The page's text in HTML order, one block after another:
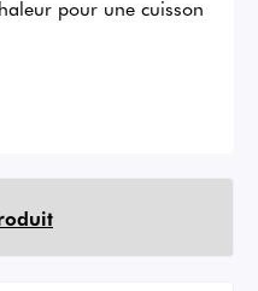
pour une cuisson